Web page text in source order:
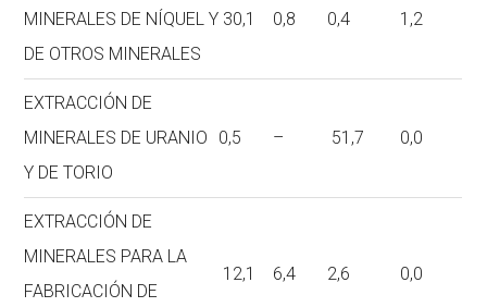
MINERALES DE NÍQUEL Y
DE OTROS MINERALES
30,1 0,8 0,4 1,2
EXTRACCIÓN DE
MINERALES DE URANIO
Y DE TORIO
0,5 – 51,7 0,0
EXTRACCIÓN DE
MINERALES PARA LA
FABRICACIÓN DE
12,1 6,4 2,6 0,0